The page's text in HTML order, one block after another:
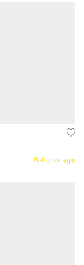
Вибір кольору